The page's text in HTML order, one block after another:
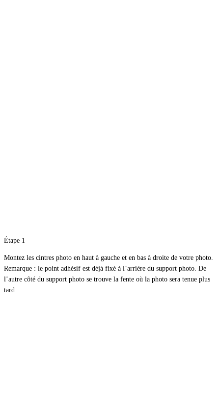
Étape 1
Montez les cintres photo en haut à gauche et en bas à droite de votre photo.
Remarque : le point adhésif est déjà fixé à l’arrière du support photo. De
l’autre côté du support photo se trouve la fente où la photo sera tenue plus
tard.